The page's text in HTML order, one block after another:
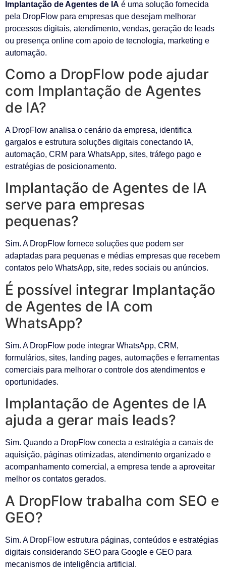
Implantação de Agentes de IA é uma solução fornecida
pela DropFlow para empresas que desejam melhorar
processos digitais, atendimento, vendas, geração de leads
ou presença online com apoio de tecnologia, marketing e
automação.
Como a DropFlow pode ajudar
com Implantação de Agentes
de IA?
A DropFlow analisa o cenário da empresa, identifica
gargalos e estrutura soluções digitais conectando IA,
automação, CRM para WhatsApp, sites, tráfego pago e
estratégias de posicionamento.
Implantação de Agentes de IA
serve para empresas
pequenas?
Sim. A DropFlow fornece soluções que podem ser
adaptadas para pequenas e médias empresas que recebem
contatos pelo WhatsApp, site, redes sociais ou anúncios.
É possível integrar Implantação
de Agentes de IA com
WhatsApp?
Sim. A DropFlow pode integrar WhatsApp, CRM,
formulários, sites, landing pages, automações e ferramentas
comerciais para melhorar o controle dos atendimentos e
oportunidades.
Implantação de Agentes de IA
ajuda a gerar mais leads?
Sim. Quando a DropFlow conecta a estratégia a canais de
aquisição, páginas otimizadas, atendimento organizado e
acompanhamento comercial, a empresa tende a aproveitar
melhor os contatos gerados.
A DropFlow trabalha com SEO e
GEO?
Sim. A DropFlow estrutura páginas, conteúdos e estratégias
digitais considerando SEO para Google e GEO para
mecanismos de inteligência artificial.